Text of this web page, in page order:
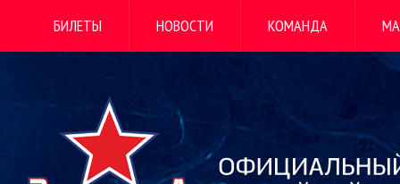
БИЛЕТЫ НОВОСТИ КОМАНДА